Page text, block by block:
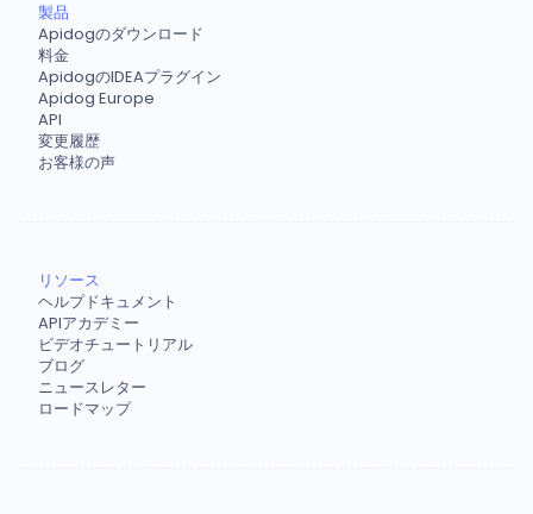
製品
Apidogのダウンロード
料金
ApidogのIDEAプラグイン
Apidog Europe
API
変更履歴
お客様の声
リソース
ヘルプドキュメント
APIアカデミー
ビデオチュートリアル
ブログ
ニュースレター
ロードマップ